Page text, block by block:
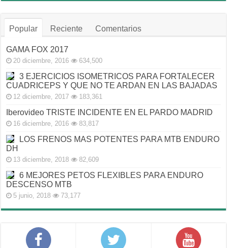
Popular Reciente Comentarios
GAMA FOX 2017
20 diciembre, 2016 634,500
3 EJERCICIOS ISOMETRICOS PARA FORTALECER
CUADRICEPS Y QUE NO TE ARDAN EN LAS BAJADAS
12 diciembre, 2017 183,361
Iberovideo TRISTE INCIDENTE EN EL PARDO MADRID
16 diciembre, 2016 83,817
LOS FRENOS MAS POTENTES PARA MTB ENDURO
DH
13 diciembre, 2018 82,609
6 MEJORES PETOS FLEXIBLES PARA ENDURO
DESCENSO MTB
5 junio, 2018 73,177